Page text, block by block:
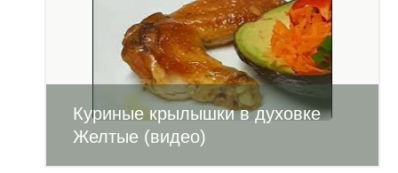
Куриные крылышки в духовке
Желтые (видео)